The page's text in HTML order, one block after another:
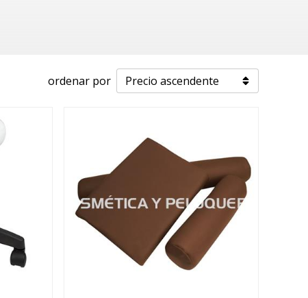
ordenar por